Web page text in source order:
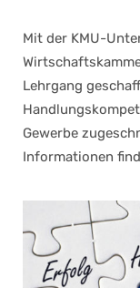
Mit der KMU-
Lehrgang
Gewerbe
Informationen